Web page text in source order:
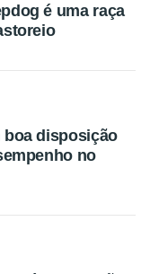
é uma raça
boa disposição
no